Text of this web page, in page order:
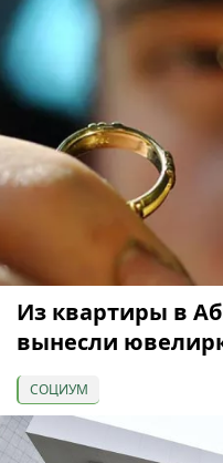
Из квартиры в
вынесли
СОЦИУМ